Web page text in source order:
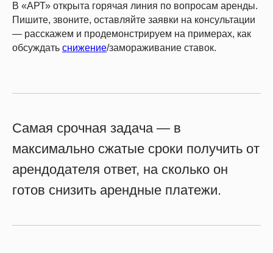
В «АРТ» открыта горячая линия по вопросам аренды.
Пишите, звоните, оставляйте заявки на консультации
— расскажем и продемонстрируем на примерах, как
обсуждать снижение/замораживание ставок.
Самая срочная задача — в
максимально сжатые сроки получить от
арендодателя ответ, на сколько он
готов снизить арендные платежи.